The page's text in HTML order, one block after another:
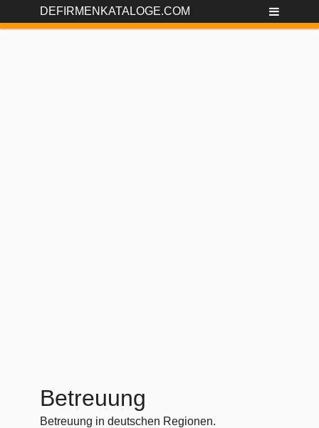
DEFIRMENKATALOGE.COM
Betreuung
Betreuung in deutschen Regionen.